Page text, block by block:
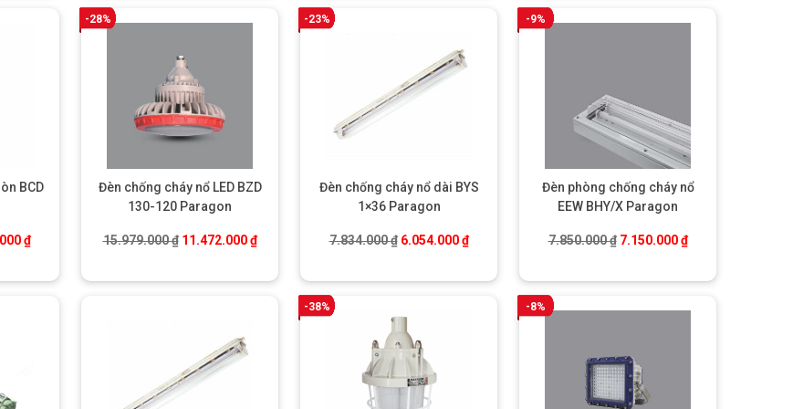
BCD
là: 4.365.000 ₫.
₫Giá hiện tại là: 2.861.000 ₫.
-28%
Đèn chống cháy nổ LED BZD
130-120 Paragon
15.979.000₫ Giá gốc là: 15.979.000 ₫.
11.472.000₫Giá hiện tại là: 11.472.000 ₫.
-23%
Đèn chống cháy nổ dài BYS
1×36 Paragon
7.834.000₫ Giá gốc là: 7.834.000 ₫.
6.054.000₫Giá hiện tại là: 6.054.000 ₫.
-9%
Đèn phòng chống cháy nổ
EEW BHY/X Paragon
7.850.000₫ Giá gốc là: 7.850.000 ₫.
7.150.000₫Giá hiện tại là:
-38% -8%